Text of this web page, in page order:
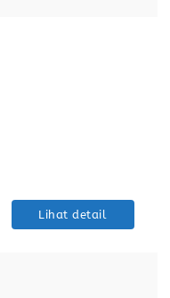
Lihat detail